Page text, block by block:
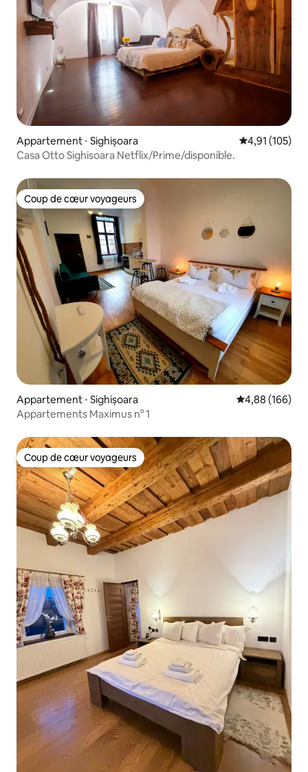
Appartement ⋅ Sighișoara Évaluation
4,91 (105)
Casa Otto Sighisoara Netflix/Prime/disponible.
Coup de cœur voyageurs
Coup de cœur voyageurs
Appartement ⋅ Sighișoara Évaluation
4,88 (166)
Appartements Maximus n° 1
Coup de cœur voyageurs
Coup de cœur voyageurs